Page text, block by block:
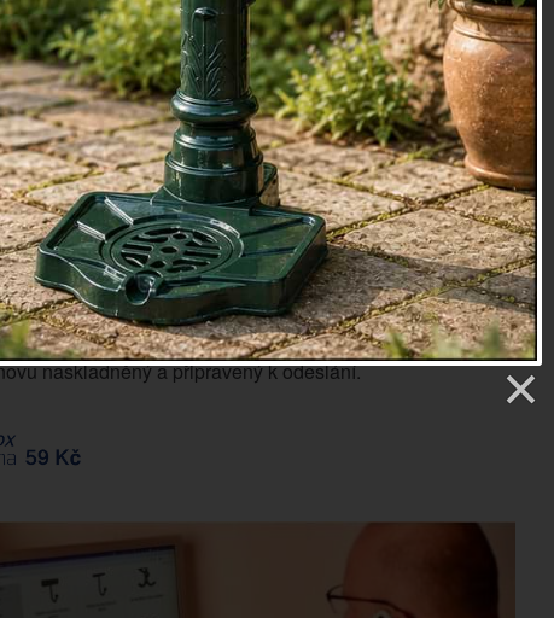
Kč
Sledovat produkt
skončil, klikněte nasledovat produkta my vás upozorníme,
naskladněný a připravený k odeslání.